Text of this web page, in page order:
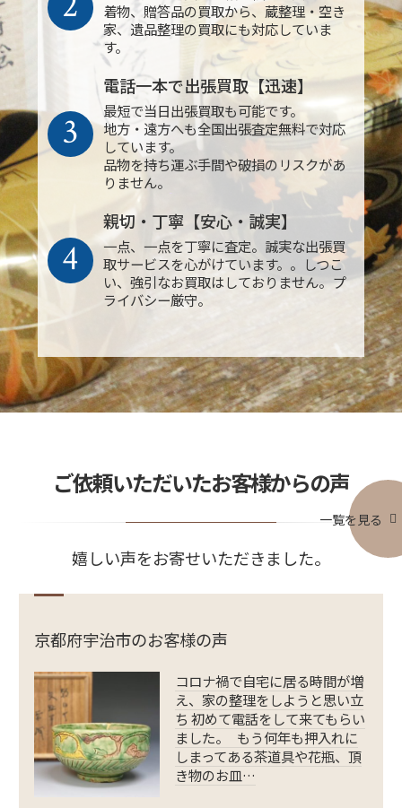
着物、贈答品の買取から、蔵整理・空き
家、遺品整理の買取にも対応していま
す。
電話一本で出張買取【迅速】
最短で当日出張買取も可能です。
地方・遠方へも全国出張査定無料で対応
しています。
品物を持ち運ぶ手間や破損のリスクがあ
りません。
3
親切・丁寧【安心・誠実】
一点、一点を丁寧に査定。誠実な出張買
取サービスを心がけています。。しつこ
い、強引なお買取はしておりません。プ
ライバシー厳守。
4
ご依頼いただいたお客様からの声
嬉しい声をお寄せいただきました。
一覧を見る
京都府宇治市のお客様の声
コロナ禍で自宅に居る時間が増
え、家の整理をしようと思い立
ち 初めて電話をして来てもらい
ました。 もう何年も押入れに
しまってある茶道具や花瓶、頂
き物のお皿…